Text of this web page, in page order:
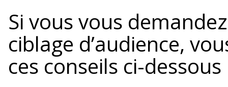
Si vous vous
ciblage d’audience,
ces conseils ci-dessous